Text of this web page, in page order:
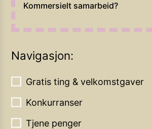
Kommersielt samarbeid?
Navigasjon:
Gratis ting & velkomstgaver
Konkurranser
Tjene penger